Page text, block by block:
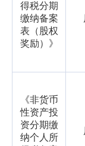
得税分期
缴纳备案
表（股权
奖励）》
《非货币
性资产投
资分期缴
纳个人所